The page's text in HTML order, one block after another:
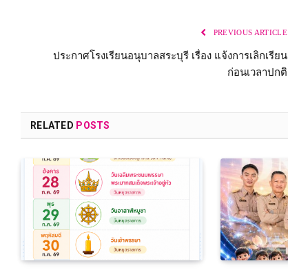
PREVIOUS ARTICLE
ประกาศโรงเรียนอนุบาลสระบุรี เรื่อง แจ้งการเลิกเรียน
ก่อนเวลาปกติ
RELATED POSTS